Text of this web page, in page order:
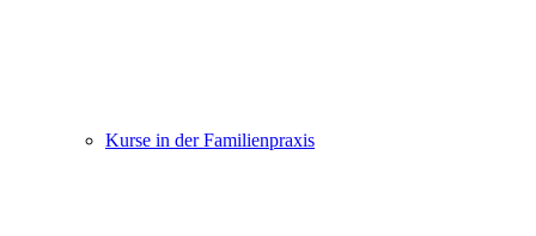
Kurse in der Familienpraxis